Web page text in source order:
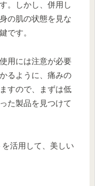
。しかし、併用し
の肌の状態を見な
です。
用には注意が必要
るように、痛みの
すので、まずは低
た製品を見つけて
活用して、美しい